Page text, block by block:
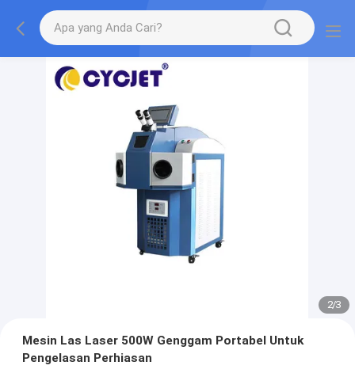
2/3
Mesin Las Laser 500W Genggam Portabel Untuk
Pengelasan Perhiasan